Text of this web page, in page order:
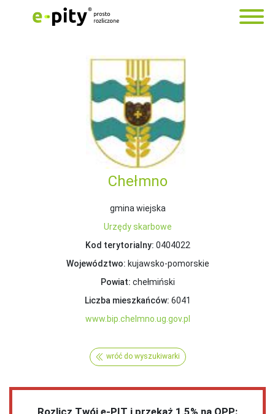
Chełmno
gmina wiejska
Urzędy skarbowe
Kod terytorialny: 0404022
Województwo: kujawsko-pomorskie
Powiat: chełmiński
Liczba mieszkańców: 6041
www.bip.chelmno.ug.gov.pl
wróć do wyszukiwarki